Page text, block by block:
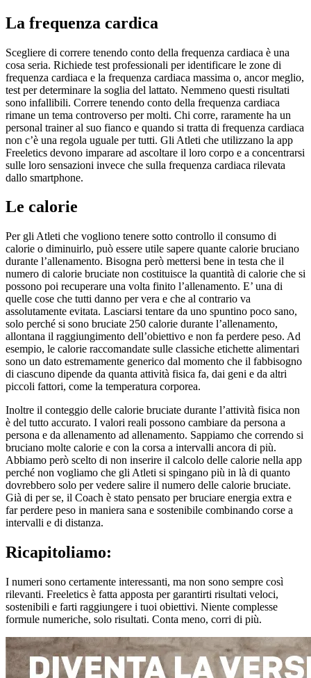
La frequenza cardica
Scegliere di correre tenendo conto della frequenza cardiaca è una
cosa seria. Richiede test professionali per identificare le zone di
frequenza cardiaca e la frequenza cardiaca massima o, ancor meglio,
test per determinare la soglia del lattato. Nemmeno questi risultati
sono infallibili. Correre tenendo conto della frequenza cardiaca
rimane un tema controverso per molti. Chi corre, raramente ha un
personal trainer al suo fianco e quando si tratta di frequenza cardiaca
non c’è una regola uguale per tutti. Gli Atleti che utilizzano la app
Freeletics devono imparare ad ascoltare il loro corpo e a concentrarsi
sulle loro sensazioni invece che sulla frequenza cardiaca rilevata
dallo smartphone.
Le calorie
Per gli Atleti che vogliono tenere sotto controllo il consumo di
calorie o diminuirlo, può essere utile sapere quante calorie bruciano
durante l’allenamento. Bisogna però mettersi bene in testa che il
numero di calorie bruciate non costituisce la quantità di calorie che si
possono poi recuperare una volta finito l’allenamento. E’ una di
quelle cose che tutti danno per vera e che al contrario va
assolutamente evitata. Lasciarsi tentare da uno spuntino poco sano,
solo perché si sono bruciate 250 calorie durante l’allenamento,
allontana il raggiungimento dell’obiettivo e non fa perdere peso. Ad
esempio, le calorie raccomandate sulle classiche etichette alimentari
sono un dato estremamente generico dal momento che il fabbisogno
di ciascuno dipende da quanta attività fisica fa, dai geni e da altri
piccoli fattori, come la temperatura corporea.
Inoltre il conteggio delle calorie bruciate durante l’attività fisica non
è del tutto accurato. I valori reali possono cambiare da persona a
persona e da allenamento ad allenamento. Sappiamo che correndo si
bruciano molte calorie e con la corsa a intervalli ancora di più.
Abbiamo però scelto di non inserire il calcolo delle calorie nella app
perché non vogliamo che gli Atleti si spingano più in là di quanto
dovrebbero solo per vedere salire il numero delle calorie bruciate.
Già di per se, il Coach è stato pensato per bruciare energia extra e
far perdere peso in maniera sana e sostenibile combinando corse a
intervalli e di distanza.
Ricapitoliamo:
I numeri sono certamente interessanti, ma non sono sempre così
rilevanti. Freeletics è fatta apposta per garantirti risultati veloci,
sostenibili e farti raggiungere i tuoi obiettivi. Niente complesse
formule numeriche, solo risultati. Conta meno, corri di più.